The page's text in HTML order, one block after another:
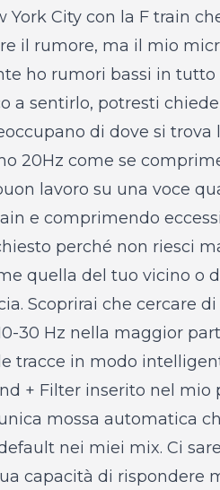
York City con la F train
il rumore, ma il mio
ho rumori bassi in
a sentirlo, potresti
di dove si
20Hz come se
lavoro su una voce
e comprimendo
perché non riesci
quella del tuo vicino o
Scoprirai che cercare
30 Hz nella maggior
tracce in modo
+ Filter inserito nel mio
mossa automatica
nei miei mix. Ci
capacità di rispondere